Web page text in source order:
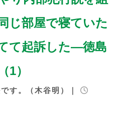
じ部屋で寝ていた
て起訴した―徳島
1）
す。（木谷明）｜